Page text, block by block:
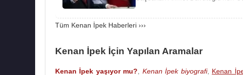
- Denetimli Serbestlik ve Yardım Hizmetleri Danışma
Kaynak:Biyografiler.com
Tüm Kenan İpek Haberleri ›››
Kenan İpek İçin Yapılan Aramalar
Kenan İpek yaşıyor mu? Kenan İpek biyografi, Kenan